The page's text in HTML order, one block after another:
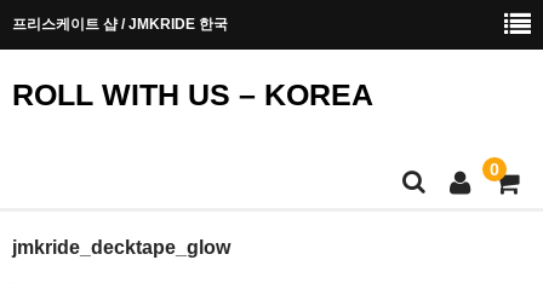
프리스케이트 샵 / JMKRIDE 한국
ROLL WITH US – KOREA
0
메인페이지
jmkride_decktape_glow